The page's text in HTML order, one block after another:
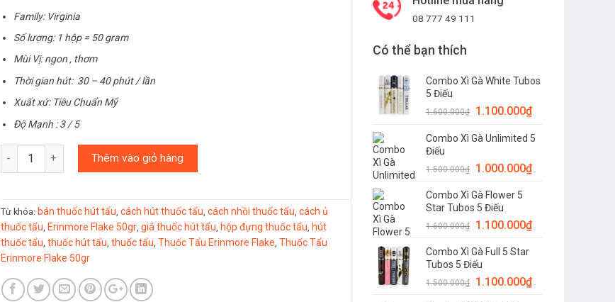
08 777 49 111
Có thể bạn thích
Combo Xì Gà White Tubos
5 Điếu
1.600.000₫ 1.100.000₫
Combo Xì Gà Unlimited 5
Điếu
1.500.000₫ 1.000.000₫
Combo Xì Gà Flower 5
Star Tubos 5 Điếu
1.600.000₫ 1.100.000₫
Combo Xì Gà Full 5 Star
Tubos 5 Điếu
1.500.000₫ 1.100.000₫
Family: Virginia
Số lượng: 1 hộp = 50 gram
Mùi Vị: ngon , thơm
Thời gian hút: 30 – 40 phút / lần
Xuất xứ: Tiêu Chuẩn Mỹ
Độ Mạnh : 3 / 5
Số lượng Thêm vào giỏ hàng
Từ khóa: bán thuốc hút tẩu cách hút thuốc tẩu cách nhồi thuốc tẩu cách ủ
thuốc tẩu Erinmore Flake 50gr, giá thuốc hút tẩu hộp đựng thuốc tẩu hút
thuốc tẩu thuốc hút tẩu thuốc tẩu Thuốc Tẩu Erinmore Flake Thuốc Tẩu
Erinmore Flake 50gr